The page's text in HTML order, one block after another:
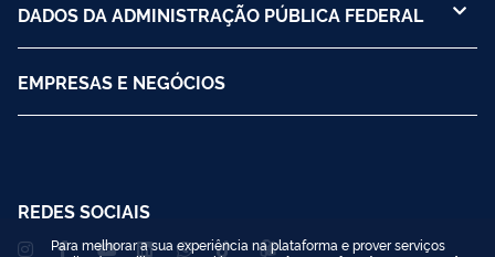
DADOS DA ADMINISTRAÇÃO PÚBLICA FEDERAL
EMPRESAS E NEGÓCIOS
REDES SOCIAIS
Para melhorar a sua experiência na plataforma e prover serviços